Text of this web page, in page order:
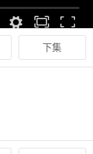
下集